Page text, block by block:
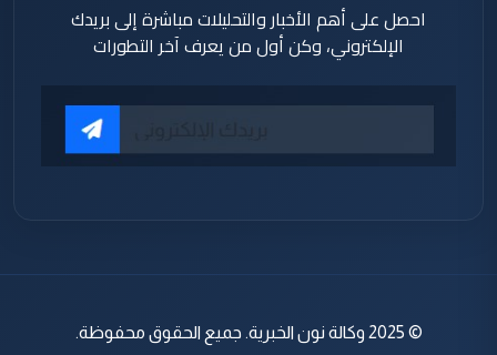
احصل على أهم الأخبار والتحليلات مباشرة إلى بريدك
الإلكتروني، وكن أول من يعرف آخر التطورات
© 2025 وكالة نون الخبرية. جميع الحقوق محفوظة.